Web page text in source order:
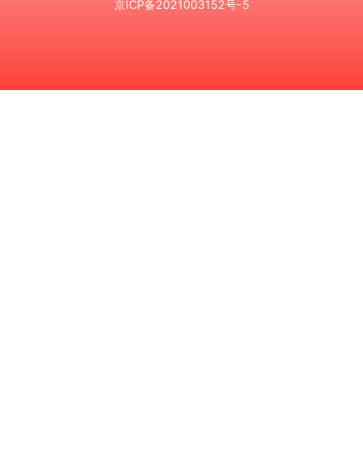
京ICP备2021003152号-5